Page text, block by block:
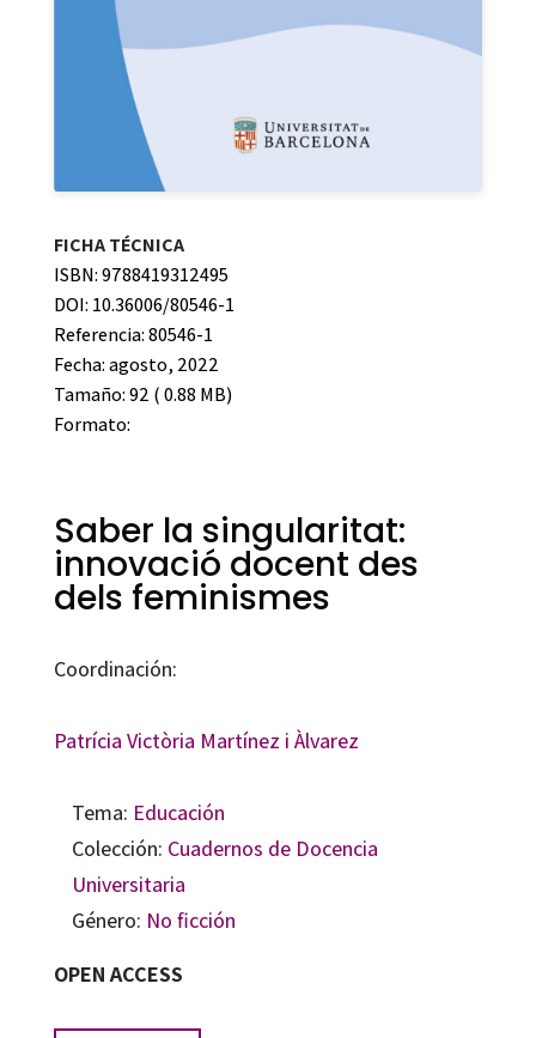
FICHA TÉCNICA
ISBN: 9788419312495
DOI: 10.36006/80546-1
Referencia: 80546-1
Fecha: agosto, 2022
Tamaño: 92 ( 0.88 MB)
Formato:
Saber la singularitat:
innovació docent des
dels feminismes
Coordinación:
Patrícia Victòria Martínez i Àlvarez
Tema: Educación
Colección: Cuadernos de Docencia
Universitaria
Género: No ficción
OPEN ACCESS